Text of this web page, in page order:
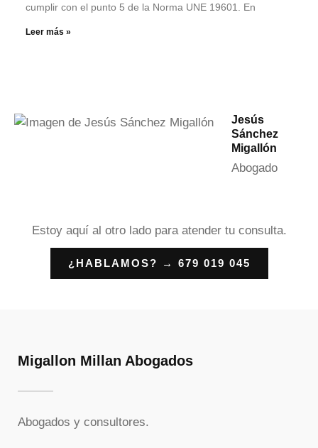
cumplir con el punto 5 de la Norma UNE 19601. En
Leer más »
Jesús
Sánchez
Migallón
Abogado
Estoy aquí al otro lado para atender tu consulta.
¿HABLAMOS? → 679 019 045
Migallon Millan Abogados
Abogados y consultores.